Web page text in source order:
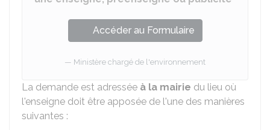
Accéder au Formulaire
Ministère chargé de l'environnement
La demande est adressée à la mairie du lieu où
l'enseigne doit être apposée de l'une des manières
suivantes :